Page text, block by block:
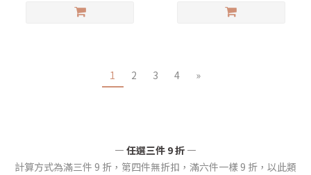
1 2 3 4 »
— 任選三件 9 折 —
計算方式為滿三件 9 折，第四件無折扣，滿六件一樣 9 折，以此類